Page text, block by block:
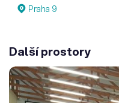
Praha 9
Další prostory